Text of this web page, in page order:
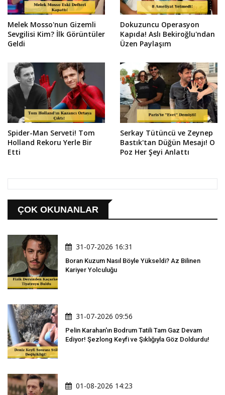
Melek Mosso'nun Gizemli
Sevgilisi Kim? İlk Görüntüler
Geldi
Dokuzuncu Operasyon
Kapıda! Aslı Bekiroğlu'ndan
Üzen Paylaşım
Spider-Man Serveti! Tom
Holland Rekoru Yerle Bir
Etti
Serkay Tütüncü ve Zeynep
Bastık'tan Düğün Mesajı! O
Poz Her Şeyi Anlattı
ÇOK OKUNANLAR
31-07-2026 16:31
Boran Kuzum Nasıl Böyle Yükseldi? Az Bilinen
Kariyer Yolculuğu
31-07-2026 09:56
Pelin Karahan'ın Bodrum Tatili Tam Gaz Devam
Ediyor! Şezlong Keyfi ve Şıklığıyla Göz Doldurdu!
01-08-2026 14:23